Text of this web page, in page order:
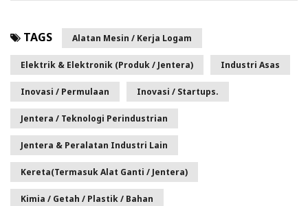
TAGS Alatan Mesin / Kerja Logam
Elektrik & Elektronik (Produk / Jentera) Industri Asas
Inovasi / Permulaan Inovasi / Startups.
Jentera / Teknologi Perindustrian
Jentera & Peralatan Industri Lain
Kereta(termasuk Alat Ganti / Jentera)
Kimia / Getah / Plastik / Bahan